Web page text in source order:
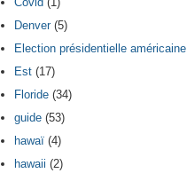
Denver(5)
Election présidentielle américaine
Est (17)
Floride (34)
guide (53)
hawaï (4)
hawaii (2)